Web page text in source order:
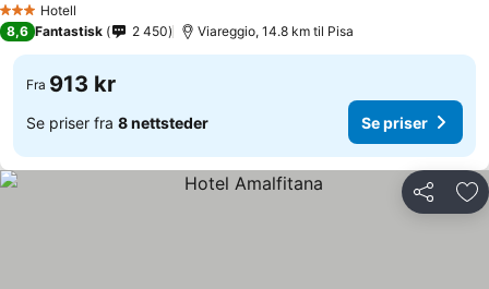
3 StjernerHotell
8,6 Fantastisk 2 450 Viareggio, 14.8 km til Pisa
Fra 913 kr
Se priser fra 8 nettsteder Se priser
Del